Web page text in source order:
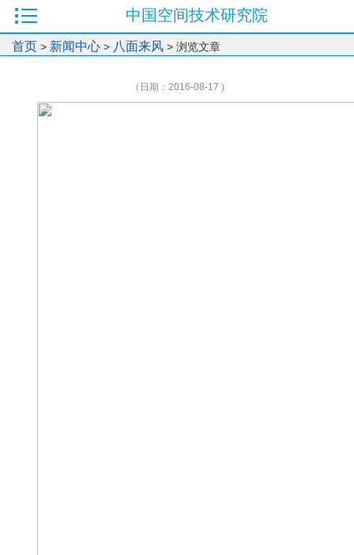
中国空间技术研究院
首页 > 新闻中心 > 八面来风 > 浏览文章
（日期：2016-08-17 )